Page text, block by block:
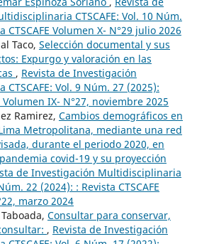
CTSCAFE: Vol. 10 Núm.
CTSCAFE Volumen X- N°29 julio 2026
Taco, Selección documental y sus
Expurgo y valoración en las
, Revista de Investigación
Vol. 9 Núm. 27 (2025):
Volumen IX- N°27, noviembre 2025
Ramirez, Cambios demográficos en
Metropolitana, mediante una red
durante el periodo 2020, en
covid-19 y su proyección
de Investigación Multidisciplinaria
22 (2024): : Revista CTSCAFE
marzo 2024
Consultar para conservar,
, Revista de Investigación